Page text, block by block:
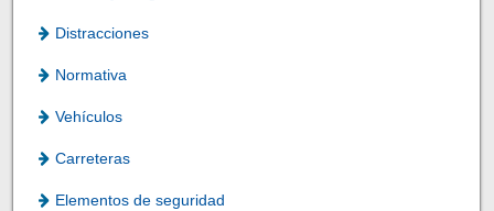
Distracciones
Normativa
Vehículos
Carreteras
Elementos de seguridad